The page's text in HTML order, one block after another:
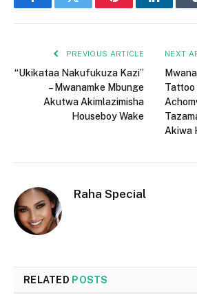
FacebookTwitter Pinterest
PREVIOUS ARTICLE
“Ukikataa Nakufukuza Kazi”
– Mwanamke Mbunge
Akutwa Akimlazimisha
Houseboy Wake
NEXT
Tattoo
Akiwa
Raha Special
RELATED POSTS